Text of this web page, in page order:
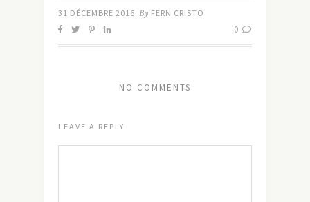
31 DÉCEMBRE 2016 By FERN CRISTO
0
NO COMMENTS
LEAVE A REPLY